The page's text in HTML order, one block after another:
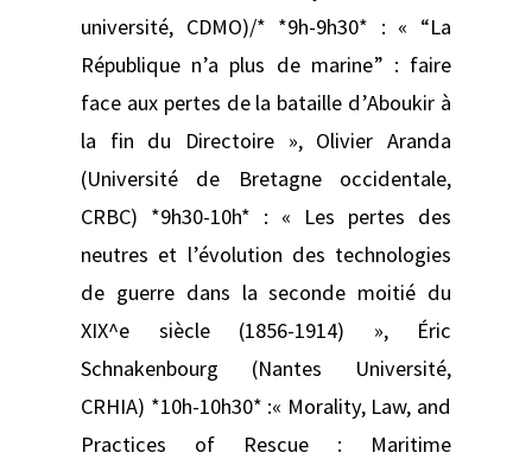
université, CDMO)/* *9h-9h30* : « “La
République n’a plus de marine” : faire
face aux pertes de la bataille d’Aboukir à
la fin du Directoire », Olivier Aranda
(Université de Bretagne occidentale,
CRBC) *9h30-10h* : « Les pertes des
neutres et l’évolution des technologies
de guerre dans la seconde moitié du
XIX^e siècle (1856-1914) », Éric
Schnakenbourg (Nantes Université,
CRHIA) *10h-10h30* :« Morality, Law, and
Practices of Rescue : Maritime